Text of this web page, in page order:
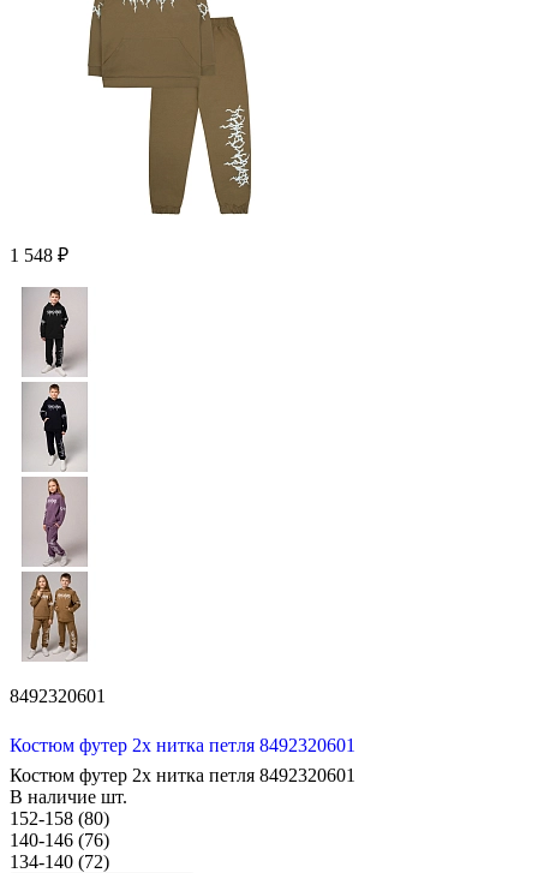
1 548 ₽
8492320601
Костюм футер 2х нитка петля 8492320601
Костюм футер 2х нитка петля 8492320601
В наличие шт.
152-158 (80)
140-146 (76)
134-140 (72)